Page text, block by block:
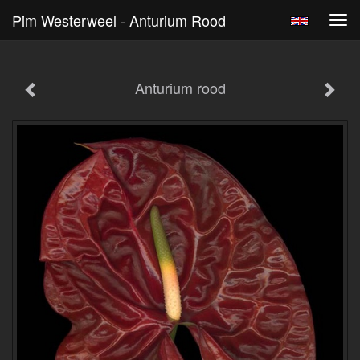
Pim Westerweel - Anturium Rood
Anturium rood